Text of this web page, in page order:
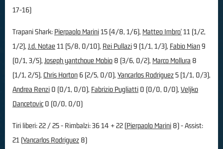
17-16)
Trapani Shark: Pierpaolo Marini15 (4/8, 1/6), Matteo Imbro'11 (1/2,
1/2), J.d. Notae11 (5/8, 0/10), Rei Pullazi9 (1/1, 1/3), Fabio Mian9
(0/1, 3/5), Joseph yantchoue Mobio 8 (3/6, 0/2), Marco Mollura 8
(1/1, 2/5), Chris Horton 6 (2/5, 0/0), Yancarlos Rodriguez5 (1/1, 0/3),
Andrea Renzi 0 (0/1, 0/0), Fabrizio Pugliatti 0 (0/0, 0/0), Veljko
Dancetovic0 (0/0, 0/0)
Tiri liberi: 22 / 25 - Rimbalzi: 36 14 + 22 (Pierpaolo Marini 8) - Assist:
21 (Yancarlos Rodriguez 8)